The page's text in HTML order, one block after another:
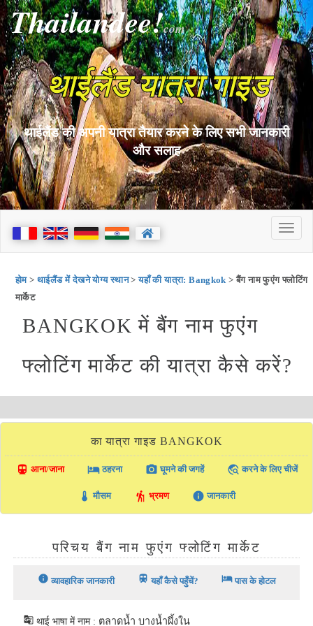
Thailandee!com
थाईलैंड यात्रा गाइड
थाईलैंड की अपनी यात्रा तैयार करने के लिए सभी जानकारी
और सलाह
होम>थाईलैंड में देखने योग्य स्थान>यहाँ की यात्रा: Bangkok > बैंग नाम फुएंग फ्लोटिंग
मार्केट
BANGKOK में बैंग नाम फुएंग
फ्लोटिंग मार्केट की यात्रा कैसे करें?
का यात्रा गाइड BANGKOK
directions_transit आना/जाना local_hotelठहरना photo_camera घूमने की जगहें travel_explore करने के लिए चीजें
thermostat मौसम hiking भ्रमण info जानकारी
परिचय बैंग नाम फुएंग फ्लोटिंग मार्केट
info व्यावहारिक जानकारी train यहाँ कैसे पहुँचें? hotelपास के होटल
g_translate थाई भाषा में नाम : ตลาดน้ำ บางนํ้าผึ้งใน